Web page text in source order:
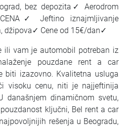
bez depozita✓ Aerodrom
Jeftino iznajmljivanje
džipova✓ Cene od 15€/dan✓
ili vam je automobil potreban iz
pouzdane rent a car
biti izazovno. Kvalitetna usluga
visoku cenu, niti je najjeftinija
današnjem dinamičnom svetu,
ključni, Bel rent a car
rešenja u Beogradu,